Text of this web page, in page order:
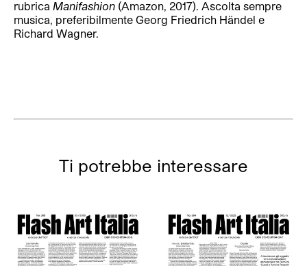
rubrica Manifashion (Amazon, 2017). Ascolta sempre
musica, preferibilmente Georg Friedrich Händel e
Richard Wagner.
Ti potrebbe interessare